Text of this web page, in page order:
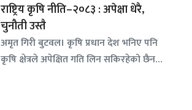
राष्ट्रिय कृषि नीति–२०८३ : अपेक्षा धेरै,
चुनौती उस्तै
अमृत गिरी बुटवल। कृषि प्रधान देश भनिए पनि
कृषि क्षेत्रले अपेक्षित गति लिन सकिरहेको छैन…